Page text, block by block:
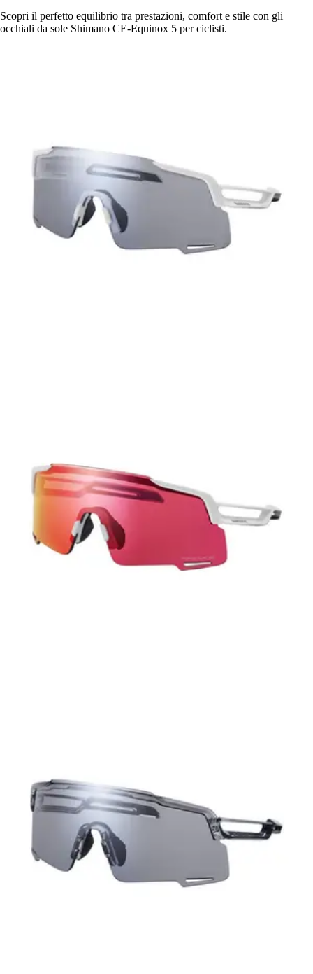
Scopri il perfetto equilibrio tra prestazioni, comfort e stile con gli
occhiali da sole Shimano CE-Equinox 5 per ciclisti.